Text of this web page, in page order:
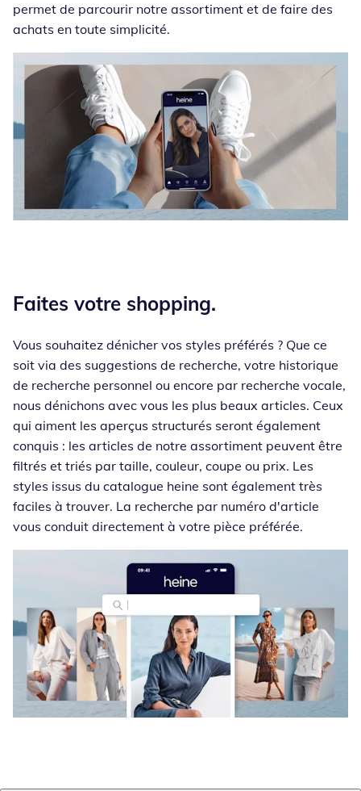
permet de parcourir notre assortiment et de faire des
achats en toute simplicité.
Faites votre shopping.
Vous souhaitez dénicher vos styles préférés ? Que ce
soit via des suggestions de recherche, votre historique
de recherche personnel ou encore par recherche vocale,
nous dénichons avec vous les plus beaux articles. Ceux
qui aiment les aperçus structurés seront également
conquis : les articles de notre assortiment peuvent être
filtrés et triés par taille, couleur, coupe ou prix. Les
styles issus du catalogue heine sont également très
faciles à trouver. La recherche par numéro d'article
vous conduit directement à votre pièce préférée.